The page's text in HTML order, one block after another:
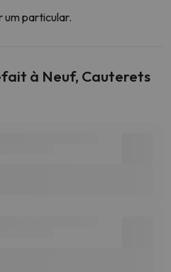
um particular.
à Neuf, Cauterets